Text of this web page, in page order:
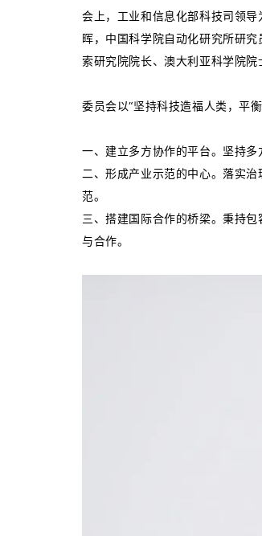
会上，工业和信息化部科技司领
晖，中国科学院自动化研究所研
索研究院院长、澳大利亚科学院
委员会以“坚持科技造福人类，平
一、建立多方协作的平台。坚持
二、形成产业示范的中心。落实
范。
三、搭建国际合作的桥梁。秉持
与合作。